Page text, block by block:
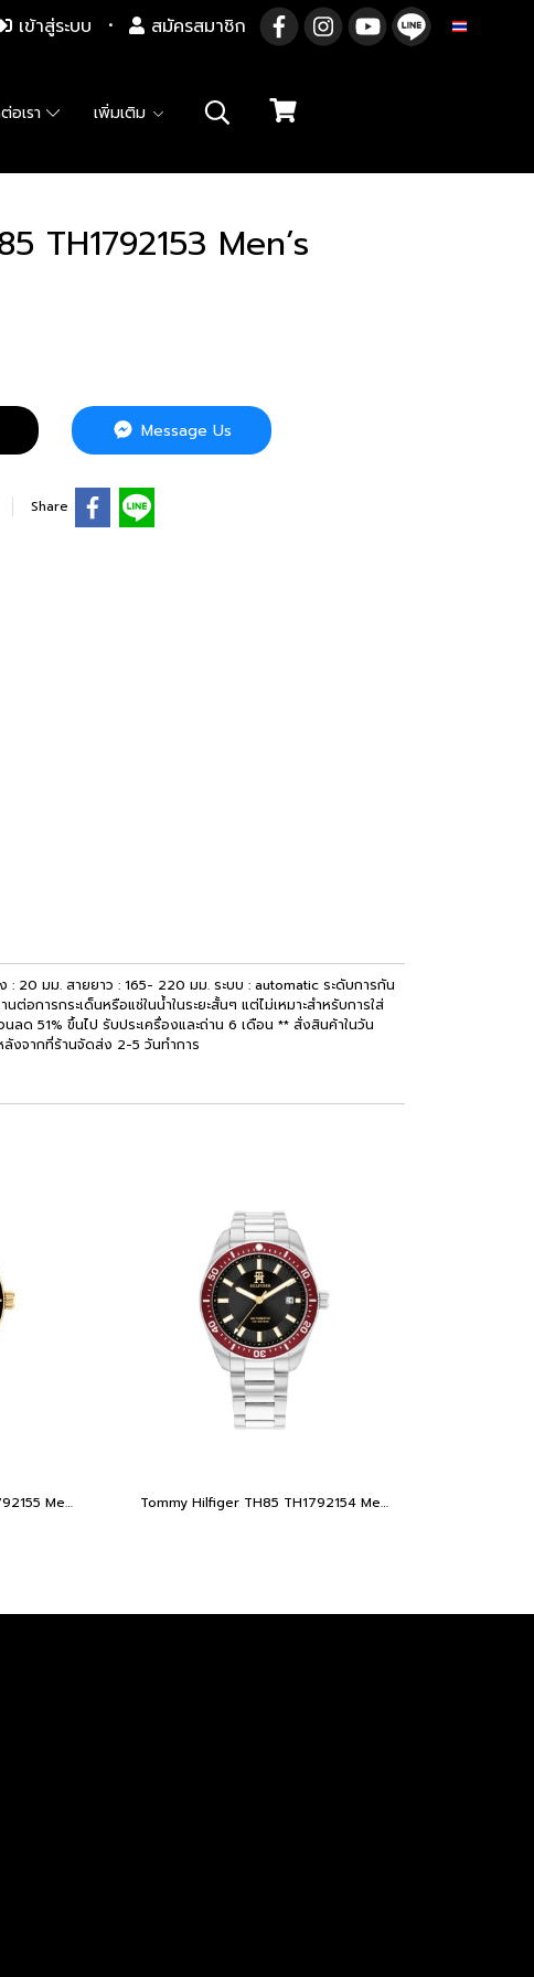
เข้าสู่ระบบ สมัครสมาชิก
อเรา เพิ่มเติม
TH1792153 Men’s
Message Us
Share
20 มม. สายยาว : 165- 220 มม. ระบบ : automatic ระดับการกัน
การกระเด็นหรือแช่ในน้ำในระยะสั้นๆ แต่ไม่เหมาะสำหรับการใส่
ด 51% ขึ้นไป รับประเครื่องและถ่าน 6 เดือน ** สั่งสินค้าในวัน
งจากที่ร้านจัดส่ง 2-5 วันทำการ
Tommy Hilfiger TH85 TH1792155 Men’s Watch Tommy Hilfiger TH85 TH1792154 Men’s Watch